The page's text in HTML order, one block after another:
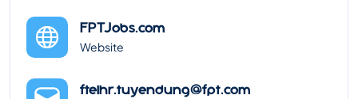
FPTJobs.com
Website
ftelhr.tuyendung@fpt.com